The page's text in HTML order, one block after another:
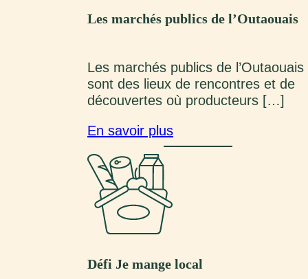
Les marchés publics de l’Outaouais
Les marchés publics de l’Outaouais
sont des lieux de rencontres et de
découvertes où producteurs […]
En savoir plus
Défi Je mange local